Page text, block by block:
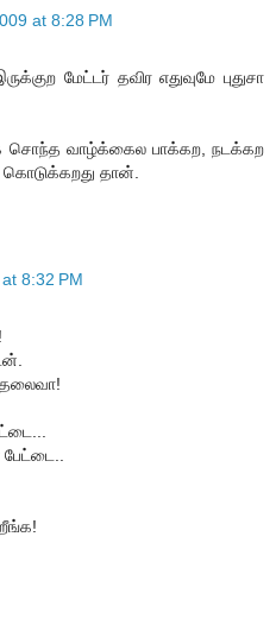
at 8:28 PM
மேட்ட‌ர் த‌விர‌ எதுவுமே புதுசா
வாழ்க்கைல‌ பாக்க‌ற‌, ந‌ட‌க்க‌ற‌
தான்.
8:32 PM
தலைவா!